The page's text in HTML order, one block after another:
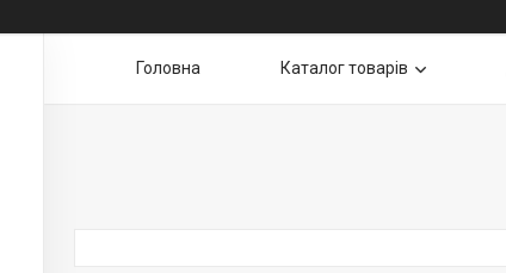
Головна Каталог товарів